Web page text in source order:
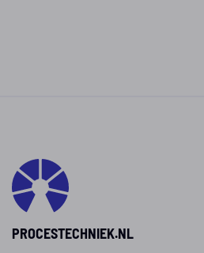
PROCESTECHNIEK.NL